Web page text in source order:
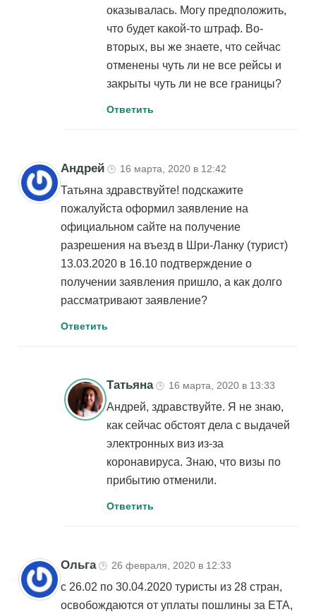
оказывалась. Могу предположить,
что будет какой-то штраф. Во-
вторых, вы же знаете, что сейчас
отменены чуть ли не все рейсы и
закрыты чуть ли не все границы?
Ответить
Андрей 🕒 16 марта, 2020 в 12:42
Татьяна здравствуйте! подскажите
пожалуйста оформил заявление на
официальном сайте на получение
разрешения на въезд в Шри-Ланку (турист)
13.03.2020 в 16.10 подтверждение о
получении заявления пришло, а как долго
рассматривают заявление?
Ответить
Татьяна 🕒 16 марта, 2020 в 13:33
Андрей, здравствуйте. Я не знаю,
как сейчас обстоят дела с выдачей
электронных виз из-за
коронавируса. Знаю, что визы по
прибытию отменили.
Ответить
Ольга 🕒 26 февраля, 2020 в 12:33
с 26.02 по 30.04.2020 туристы из 28 стран,
освобождаются от уплаты пошлины за ЕТА,